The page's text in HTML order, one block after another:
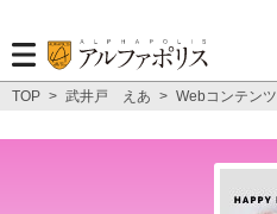
TOP > 武井戸 えあ > Webコンテンツ